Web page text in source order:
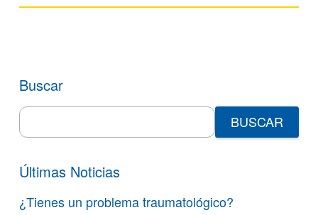
Buscar
Search
for:
Últimas Noticias
¿Tienes un problema traumatológico?